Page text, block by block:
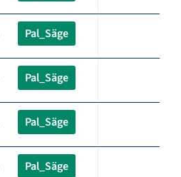
Pal_Säge
Pal_Säge
Pal_Säge
Pal_Säge